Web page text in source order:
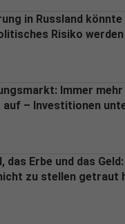
in Russland
Risiko werden
Immer
auf – Investitionen
das Erbe und das
zu stellen getraut